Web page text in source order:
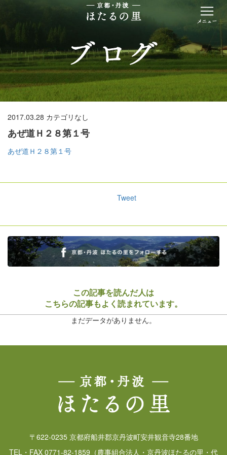
2017.03.28 カテゴリなし
あぜ道Ｈ２８第１号
あぜ道Ｈ２８第１号
Tweet
この記事を読んだ人は
こちらの記事もよく読まれています。
まだデータがありません。
〒622-0235 京都府船井郡京丹波町安井観音寺28番地
TEL・FAX 0771-82-1859（農事組合法人・京丹波ほたるの里・代